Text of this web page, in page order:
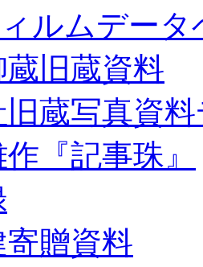
ルムデータ
旧蔵資料
旧蔵写真資
『記事珠』
寄贈資料